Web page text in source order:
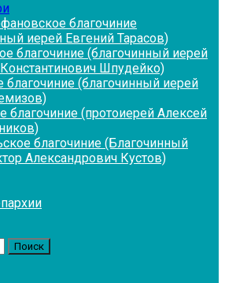
благочиние
иерей Евгений Тарасов)
благочиние (благочинный иерей
Шпудейко)
благочиние (благочинный иерей
благочиние (протоиерей Алексей
благочиние (Благочинный
Александрович Кустов)